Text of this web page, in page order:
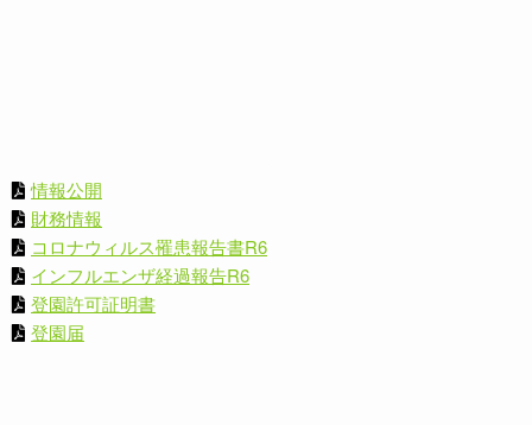
情報公開
財務情報
コロナウィルス罹患報告書R6
インフルエンザ経過報告R6
登園許可証明書
登園届